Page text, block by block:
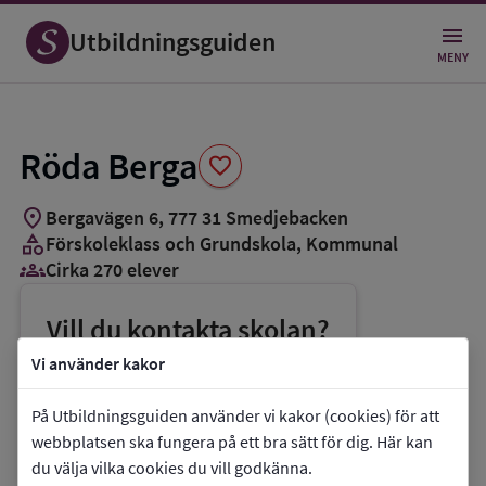
Vi använder kakor
På Utbildningsguiden använder vi kakor (cookies) för att
webbplatsen ska fungera på ett bra sätt för dig. Här kan
du välja vilka cookies du vill godkänna.
Utbildningsguiden MENY
Röda Berga favorite
Spara
som
favorit
location_on Bergavägen 6, 777 31 Smedjebacken
categoryFörskoleklass och Grundskola, Kommunal
groups_3Cirka 270 elever
Vill du kontakta skolan?
phoneTelefon:0240-660223
E-post: fou@smedjebacken.se
link Webbplats:Röda Berga